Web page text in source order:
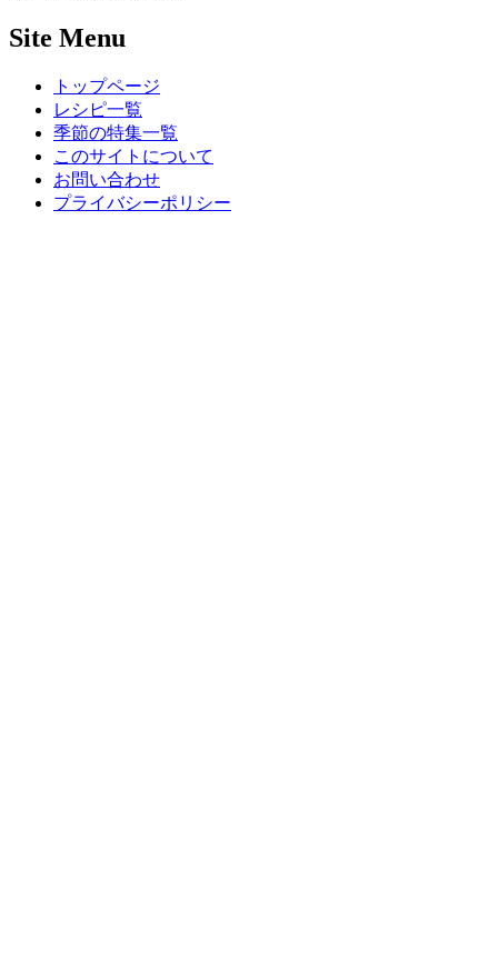
Site Menu
トップページ
レシピ一覧
季節の特集一覧
このサイトについて
お問い合わせ
プライバシーポリシー